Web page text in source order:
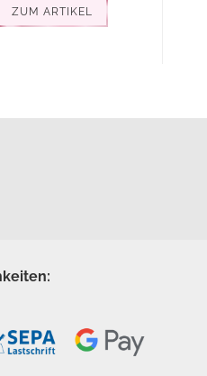
ZUM ARTIKEL